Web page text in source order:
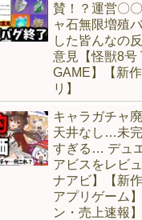
賛！？運営〇
ャ石無限増殖
した皆んなの
意見【怪獣8号
GAME】【新
リ】
キャラガチャ
天井なし…未
すぎる… デュ
アビスをレビ
ナアビ】【新
アプリゲーム
ン・売上速報